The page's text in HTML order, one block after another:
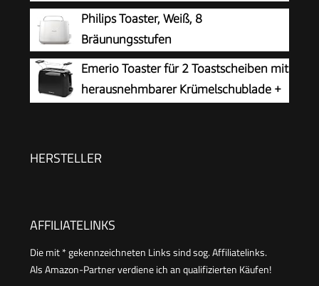
Brotscheiben, Brotscheibenzentrierung,
Aufwärm- und Defroster-Stufe, Edelstahl
gebürstet, schwarz, 1.400 W, AT 2509
Philips Toaster, Weiß, 8
Bräunungsstufen
Emerio Toaster für 2 Toastscheiben mit
herausnehmbarer Krümelschublade +
Kabelaufwicklung | 700W | TO-128676.3
HERSTELLER
AFFILIATELINKS
Die mit * gekennzeichneten Links sind sog. Affiliatelinks.
Als Amazon-Partner verdiene ich an qualifizierten Käufen!